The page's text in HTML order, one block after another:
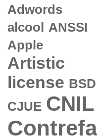
Adwords
alcool
ANSSI
Apple
Artistic
license BSD
CJUE CNIL